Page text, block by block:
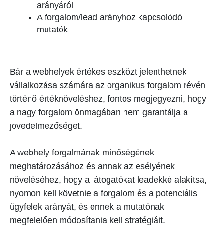
arányáról
A forgalom/lead arányhoz kapcsolódó
mutatók
Bár a webhelyek értékes eszközt jelenthetnek
vállalkozása számára az organikus forgalom révén
történő értéknöveléshez, fontos megjegyezni, hogy
a nagy forgalom önmagában nem garantálja a
jövedelmezőséget.
A webhely forgalmának minőségének
meghatározásához és annak az esélyének
növeléséhez, hogy a látogatókat leadekké alakítsa,
nyomon kell követnie a forgalom és a potenciális
ügyfelek arányát, és ennek a mutatónak
megfelelően módosítania kell stratégiáit.